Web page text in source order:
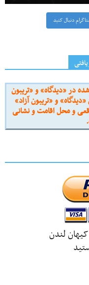
دنبال کنید
در «دیدگاه» و «تریبون
و «تریبون آزاد»
و محل اقامت و نشانی
لندن